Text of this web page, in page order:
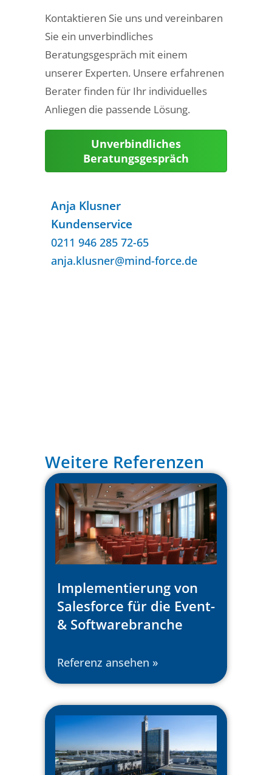
Kontaktieren Sie uns und vereinbaren
Sie ein unverbindliches
Beratungsgespräch mit einem
unserer Experten. Unsere erfahrenen
Berater finden für Ihr individuelles
Anliegen die passende Lösung.
Unverbindliches
Beratungsgespräch
Anja Klusner
Kundenservice
0211 946 285 72-65
anja.klusner@mind-force.de
Weitere Referenzen
Implementierung von
Salesforce für die Event-
& Softwarebranche
Referenz ansehen »